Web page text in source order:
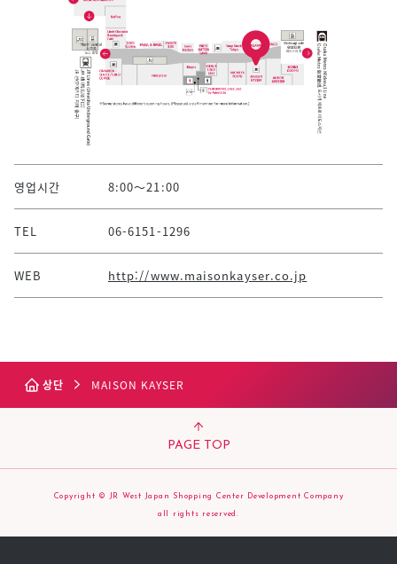
영업시간 8:00～21:00
TEL 06-6151-1296
WEB http://www.maisonkayser.co.jp
상단 MAISON KAYSER
PAGE TOP
Copyright © JR West Japan Shopping Center Development Company
all rights reserved.